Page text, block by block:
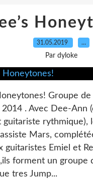
31.05.2019 …
Par dyloke
Groupe de
. Avec Dee-Ann
guitariste rythmique),
Mars,
guitaristes Emiel et
forment un groupe
tres Jump...